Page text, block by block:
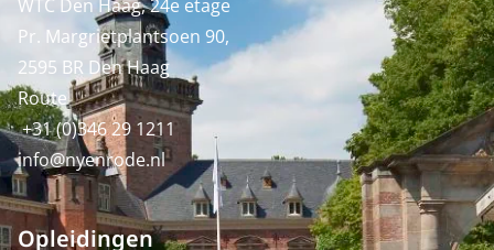
WTC Den Haag, 24e etage
Pr. Margrietplantsoen 90,
2595 BR Den Haag
Route
+31 (0)346 29 1211
info@nyenrode.nl
Opleidingen